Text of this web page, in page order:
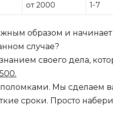
от 2000 1-7
образом и
случае?
своего дела,
поломками. Мы сделаем
сроки. Просто